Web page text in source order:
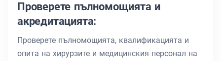
Проверете пълномощията и
акредитацията:
Проверете пълномощията, квалификацията и
опита на хирурзите и медицинския персонал на